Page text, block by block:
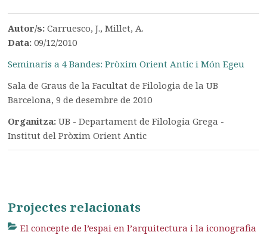
Autor/s:Carruesco, J., Millet, A.
Data:09/12/2010
Seminaris a 4 Bandes: Pròxim Orient Antic i Món Egeu
Sala de Graus de la Facultat de Filologia de la UB
Barcelona, 9 de desembre de 2010
Organitza:UB - Departament de Filologia Grega -
Institut del Pròxim Orient Antic
Projectes relacionats
El concepte de l’espai en l’arquitectura i la iconografia